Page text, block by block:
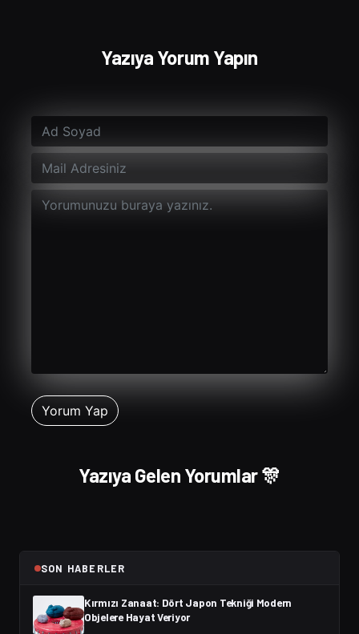
Yazıya Yorum Yapın
Yazıya Gelen Yorumlar 🎊
SON HABERLER
Kırmızı Zanaat: Dört Japon Tekniği Modern
Objelere Hayat Veriyor